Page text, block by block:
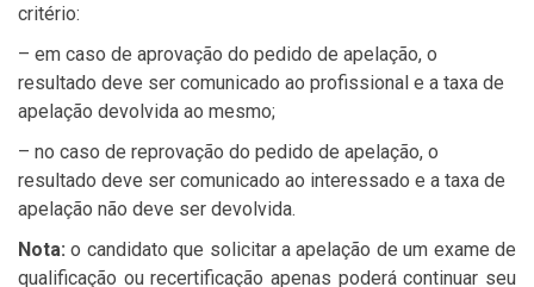
critério:
– em caso de aprovação do pedido de apelação, o
resultado deve ser comunicado ao profissional e a taxa de
apelação devolvida ao mesmo;
– no caso de reprovação do pedido de apelação, o
resultado deve ser comunicado ao interessado e a taxa de
apelação não deve ser devolvida.
Nota: o candidato que solicitar a apelação de um exame de
qualificação ou recertificação apenas poderá continuar seu